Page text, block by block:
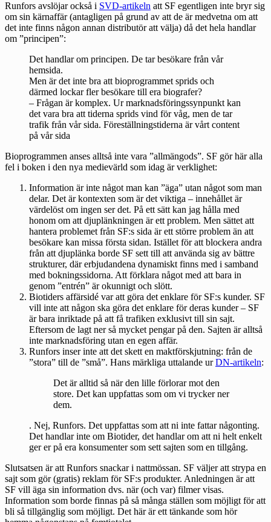
Runfors avslöjar också i SVD-artikeln att SF egentligen inte bryr sig
om sin kärnaffär (antagligen på grund av att de är medvetna om att
det inte finns någon annan distributör att välja) då det hela handlar
om ”principen”:
Det handlar om principen. De tar besökare från vår
hemsida.
Men är det inte bra att bioprogrammet sprids och
därmed lockar fler besökare till era biografer?
– Frågan är komplex. Ur marknadsföringssynpunkt kan
det vara bra att tiderna sprids vind för våg, men de tar
trafik från vår sida. Föreställningstiderna är vårt content
på vår sida
Bioprogrammen anses alltså inte vara ”allmängods”. SF gör här alla
fel i boken i den nya medievärld som idag är verklighet:
Information är inte något man kan ”äga” utan något som man
delar. Det är kontexten som är det viktiga – innehållet är
värdelöst om ingen ser det. På ett sätt kan jag hålla med
honom om att djuplänkningen är ett problem. Men sättet att
hantera problemet från SF:s sida är ett större problem än att
besökare kan missa första sidan. Istället för att blockera andra
från att djuplänka borde SF sett till att använda sig av bättre
strukturer, där erbjudandena dynamiskt finns med i samband
med bokningssidorna. Att förklara något med att bara in
genom ”entrén” är okunnigt och slött.
Biotiders affärsidé var att göra det enklare för SF:s kunder. SF
vill inte att någon ska göra det enklare för deras kunder – SF
är bara inriktade på att få trafiken exklusivt till sin sajt.
Eftersom de lagt ner så mycket pengar på den. Sajten är alltså
inte marknadsföring utan en egen affär.
Runfors inser inte att det skett en maktförskjutning: från de
”stora” till de ”små”. Hans märkliga uttalande urDN-artikeln:
Det är alltid så när den lille förlorar mot den
store. Det kan uppfattas som om vi trycker ner
dem.
. Nej, Runfors. Det uppfattas som att ni inte fattar någonting.
Det handlar inte om Biotider, det handlar om att ni helt enkelt
ger er på era konsumenter som sett sajten som en tillgång.
Slutsatsen är att Runfors snackar i nattmössan. SF väljer att strypa en
sajt som gör (gratis) reklam för SF:s produkter. Anledningen är att
SF vill äga sin information dvs. när (och var) filmer visas.
Information som borde finnas på så många ställen som möjligt för att
bli så tillgänglig som möjligt. Det här är ett tänkande som hör